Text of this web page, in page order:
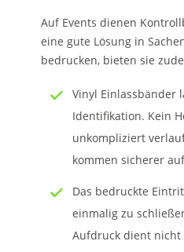
Auf Events dienen
eine gute Lösung in
bedrucken, bieten sie
Vinyl Einlassbänder
Identifikation. Kein
unkompliziert
kommen sicherer
Das bedruckte
einmalig zu
Aufdruck dient nicht